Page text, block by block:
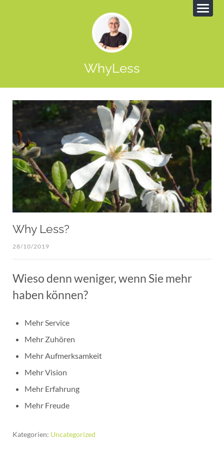
WhyLess
Why Less?
28/10/2019
Wieso denn weniger, wenn Sie mehr
haben können?
Mehr Service
Mehr Zuhören
Mehr Aufmerksamkeit
Mehr Vision
Mehr Erfahrung
Mehr Freude
Kategorien: Uncategorized